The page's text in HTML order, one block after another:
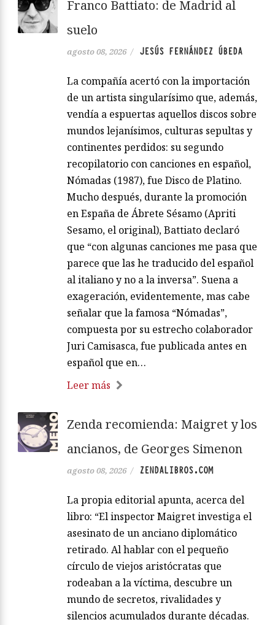
Franco Battiato: de Madrid al
suelo
agosto 08, 2026 / JESÚS FERNÁNDEZ ÚBEDA
La compañía acertó con la importación
de un artista singularísimo que, además,
vendía a espuertas aquellos discos sobre
mundos lejanísimos, culturas sepultas y
continentes perdidos: su segundo
recopilatorio con canciones en español,
Nómadas (1987), fue Disco de Platino.
Mucho después, durante la promoción
en España de Ábrete Sésamo (Apriti
Sesamo, el original), Battiato declaró
que “con algunas canciones me pasa que
parece que las he traducido del español
al italiano y no a la inversa”. Suena a
exageración, evidentemente, mas cabe
señalar que la famosa “Nómadas”,
compuesta por su estrecho colaborador
Juri Camisasca, fue publicada antes en
español que en…
Leer más
Zenda recomienda: Maigret y los
ancianos, de Georges Simenon
agosto 08, 2026 / ZENDALIBROS.COM
La propia editorial apunta, acerca del
libro: “El inspector Maigret investiga el
asesinato de un anciano diplomático
retirado. Al hablar con el pequeño
círculo de viejos aristócratas que
rodeaban a la víctima, descubre un
mundo de secretos, rivalidades y
silencios acumulados durante décadas.